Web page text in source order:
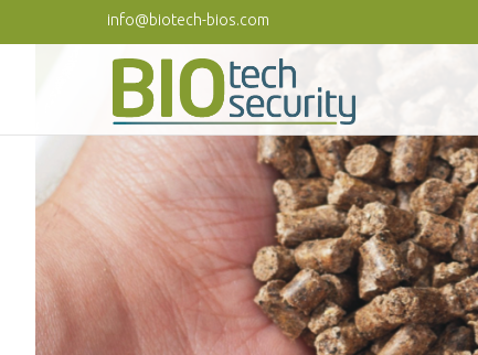
Aller au contenu principalinfo@biotech-bios.com